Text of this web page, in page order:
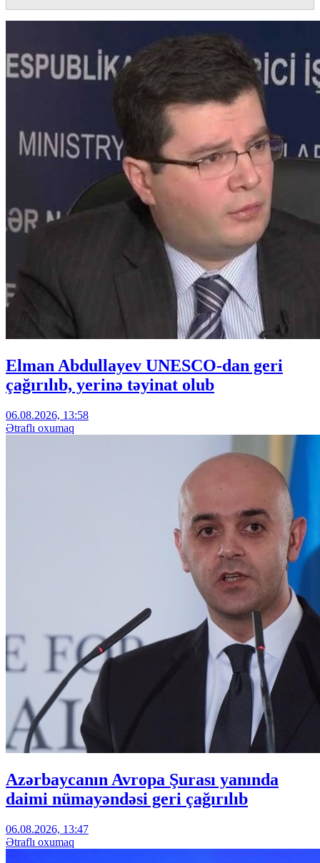
Elman Abdullayev UNESCO-dan geri
çağırılıb, yerinə təyinat olub
06.08.2026, 13:58
Ətraflı oxumaq
Azərbaycanın Avropa Şurası yanında
daimi nümayəndəsi geri çağırılıb
06.08.2026, 13:47
Ətraflı oxumaq